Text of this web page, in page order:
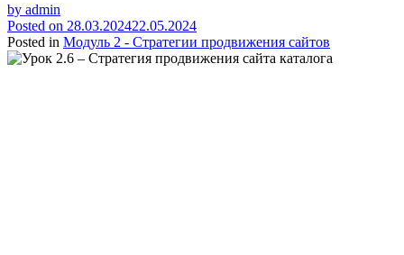
by admin
Posted on 28.03.202422.05.2024
Posted in Модуль 2 - Стратегии продвижения сайтов